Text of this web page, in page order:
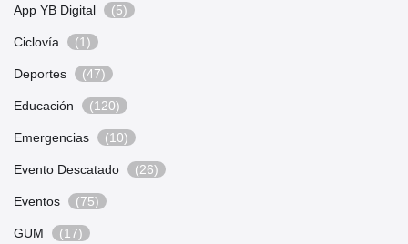
App YB Digital (5)
Ciclovía (1)
Deportes (47)
Educación (120)
Emergencias (10)
Evento Descatado (26)
Eventos (75)
GUM (17)